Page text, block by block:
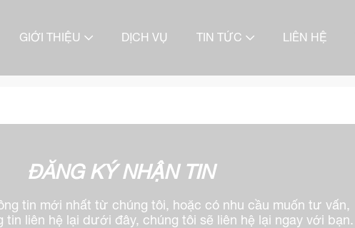
GIỚI THIỆU DỊCH VỤ TIN TỨC LIÊN HỆ
ĐĂNG KÝ NHẬN TIN
tin mới nhất từ chúng tôi, hoặc có nhu cầu muốn tư vấn,
tin liên hệ lại dưới đây, chúng tôi sẽ liên hệ lại ngay với bạn.